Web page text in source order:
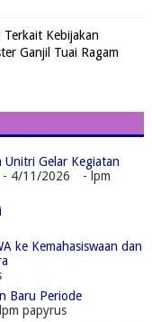
Kebijakan
Ganjil Tuai Ragam
Unitri Gelar Kegiatan
- 4/11/2026
- lpm
ke Kemahasiswaan dan
Baru Periode
papyrus